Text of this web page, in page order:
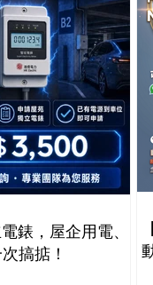
錶，屋企用電、
搞掂！